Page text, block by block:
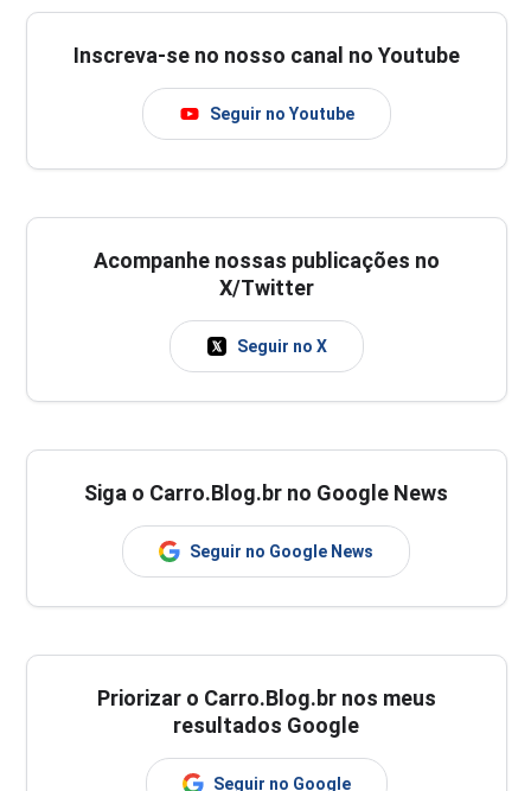
Inscreva-se no nosso canal no Youtube
Seguir no Youtube
Acompanhe nossas publicações no
X/Twitter
Seguir no X
Siga o Carro.Blog.br no Google News
Seguir no Google News
Priorizar o Carro.Blog.br nos meus
resultados Google
Seguir no Google